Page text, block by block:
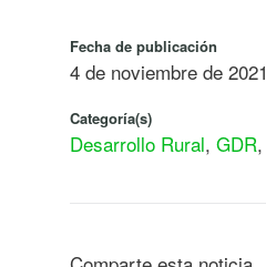
Fecha de publicación
4 de noviembre de 2021
Categoría(s)
Desarrollo Rural, GDR,